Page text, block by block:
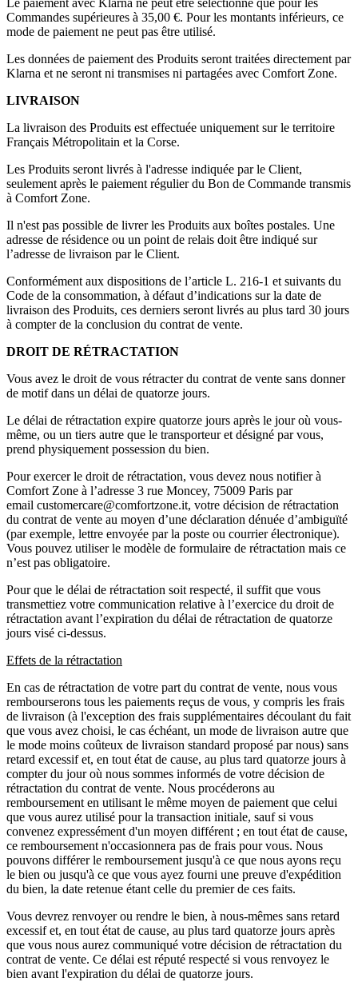
Commandes supérieures à 35,00 €. Pour les montants inférieurs, ce
mode de paiement ne peut pas être utilisé.
Les données de paiement des Produits seront traitées directement par
Klarna et ne seront ni transmises ni partagées avec Comfort Zone.
LIVRAISON
La livraison des Produits est effectuée uniquement sur le territoire
Français Métropolitain et la Corse.
Les Produits seront livrés à l'adresse indiquée par le Client,
seulement après le paiement régulier du Bon de Commande transmis
à Comfort Zone.
Il n'est pas possible de livrer les Produits aux boîtes postales. Une
adresse de résidence ou un point de relais doit être indiqué sur
l’adresse de livraison par le Client.
Conformément aux dispositions de l’article L. 216-1 et suivants du
Code de la consommation, à défaut d’indications sur la date de
livraison des Produits, ces derniers seront livrés au plus tard 30 jours
à compter de la conclusion du contrat de vente.
DROIT DE RÉTRACTATION
Vous avez le droit de vous rétracter du contrat de vente sans donner
de motif dans un délai de quatorze jours.
Le délai de rétractation expire quatorze jours après le jour où vous-
même, ou un tiers autre que le transporteur et désigné par vous,
prend physiquement possession du bien.
Pour exercer le droit de rétractation, vous devez nous notifier à
Comfort Zone à l’adresse 3 rue Moncey, 75009 Paris par
email customercare@comfortzone.it, votre décision de rétractation
du contrat de vente au moyen d’une déclaration dénuée d’ambiguïté
(par exemple, lettre envoyée par la poste ou courrier électronique).
Vous pouvez utiliser le modèle de formulaire de rétractation mais ce
n’est pas obligatoire.
Pour que le délai de rétractation soit respecté, il suffit que vous
transmettiez votre communication relative à l’exercice du droit de
rétractation avant l’expiration du délai de rétractation de quatorze
jours visé ci-dessus.
Effets de la rétractation
En cas de rétractation de votre part du contrat de vente, nous vous
rembourserons tous les paiements reçus de vous, y compris les frais
de livraison (à l'exception des frais supplémentaires découlant du fait
que vous avez choisi, le cas échéant, un mode de livraison autre que
le mode moins coûteux de livraison standard proposé par nous) sans
retard excessif et, en tout état de cause, au plus tard quatorze jours à
compter du jour où nous sommes informés de votre décision de
rétractation du contrat de vente. Nous procéderons au
remboursement en utilisant le même moyen de paiement que celui
que vous aurez utilisé pour la transaction initiale, sauf si vous
convenez expressément d'un moyen différent ; en tout état de cause,
ce remboursement n'occasionnera pas de frais pour vous. Nous
pouvons différer le remboursement jusqu'à ce que nous ayons reçu
le bien ou jusqu'à ce que vous ayez fourni une preuve d'expédition
du bien, la date retenue étant celle du premier de ces faits.
Vous devrez renvoyer ou rendre le bien, à nous-mêmes sans retard
excessif et, en tout état de cause, au plus tard quatorze jours après
que vous nous aurez communiqué votre décision de rétractation du
contrat de vente. Ce délai est réputé respecté si vous renvoyez le
bien avant l'expiration du délai de quatorze jours.